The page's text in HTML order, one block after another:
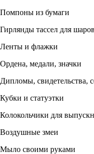
Помпоны из бумаги
Гирлянды тассел для шаров
Ленты и флажки
Ордена, медали, значки
Дипломы, свидетельства,
Кубки и статуэтки
Колокольчики для
Воздушные змеи
Мыло своими руками